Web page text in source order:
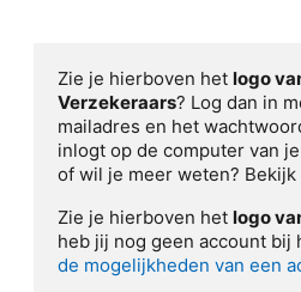
Zie je hierboven het logo
Verzekeraars? Log dan in
mailadres en het
inlogt op de computer van
of wil je meer weten? Bekijk
Zie je hierboven het logo
heb jij nog geen account bij
de mogelijkheden van een